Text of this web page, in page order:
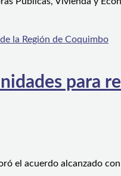
para
el acuerdo alcanzado